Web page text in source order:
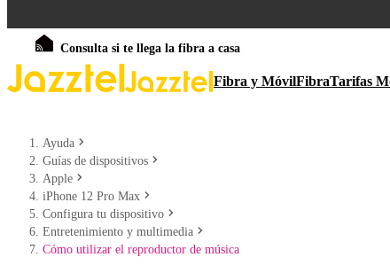
Consulta si te llega la fibra a casa
Fibra y MóvilFibraTarifas
Ayuda
Guías de dispositivos
Apple
iPhone 12 Pro Max
Configura tu dispositivo
Entretenimiento y multimedia
Cómo utilizar el reproductor de música